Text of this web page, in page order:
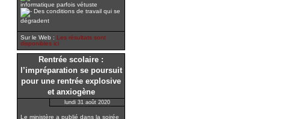
informatique parfois vétuste
Des conditions de travail qui se
dégradent
Sur le Web : Les résultats sont
disponibles ici
Rentrée scolaire :
l’impréparation se poursuit
pour une rentrée explosive
et anxiogène
lundi 31 août 2020
Le ministère a publié dans la soirée